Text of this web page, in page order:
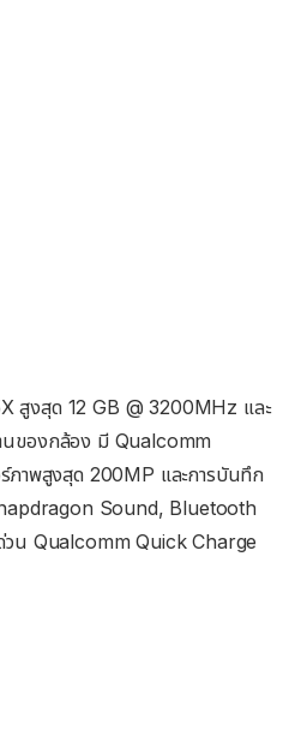
สูงสุด 12 GB @ 3200MHz และ
ของกล้อง มี Qualcomm
ภาพสูงสุด 200MP และการบันทึก
Sound, Bluetooth
วน Qualcomm Quick Charge